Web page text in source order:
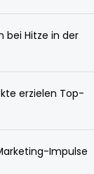
bei Hitze in der
erzielen Top-
Impulse